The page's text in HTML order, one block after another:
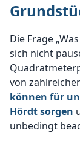
Die Frage
sich nicht
von
können für
Hördt sorgen
unbedingt